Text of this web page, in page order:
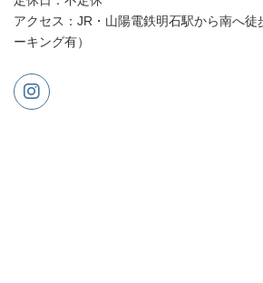
アクセス：JR・山陽電鉄明石駅から南へ
ーキング有）